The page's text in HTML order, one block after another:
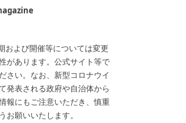
および開催等については変更
があります。公式サイト等で
さい。なお、新型コロナウイ
発表される政府や自治体から
報にもご注意いただき、慎重
お願いいたします。